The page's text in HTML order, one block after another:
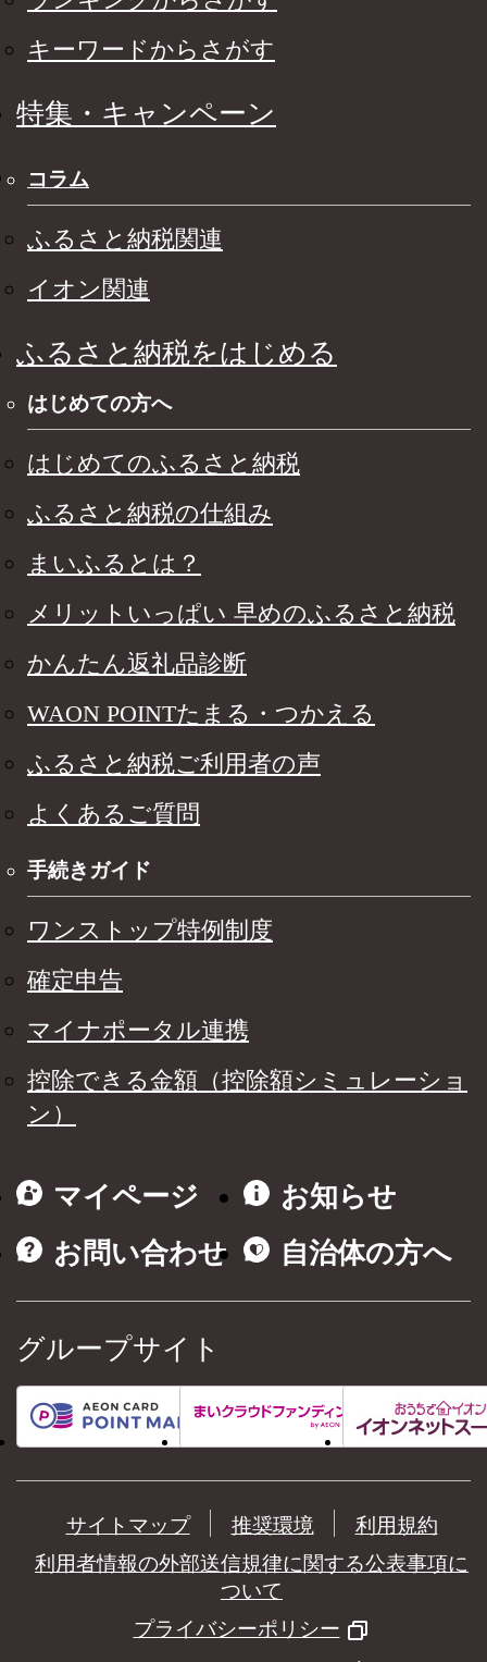
キーワードからさがす
特集・キャンペーン
コラム
ふるさと納税関連
イオン関連
ふるさと納税をはじめる
はじめての方へ
はじめてのふるさと納税
ふるさと納税の仕組み
まいふるとは？
メリットいっぱい 早めのふるさと納税
かんたん返礼品診断
WAON POINTたまる・つかえる
ふるさと納税ご利用者の声
よくあるご質問
手続きガイド
ワンストップ特例制度
確定申告
マイナポータル連携
控除できる金額（控除額シミュレーショ
ン）
マイページ
お知らせ
お問い合わせ
自治体の方へ
グループサイト
サイトマップ 推奨環境
利用規約
利用者情報の外部送信規律に関する公表事項に
ついて
プライバシーポリシー